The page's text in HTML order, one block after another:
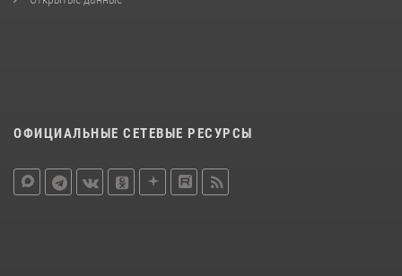
ОФИЦИАЛЬНЫЕ СЕТЕВЫЕ РЕСУРСЫ